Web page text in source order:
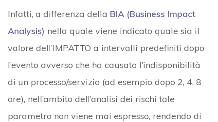
Infatti, a differenza della BIA (Business Impact
Analysis) nella quale viene indicato quale sia il
valore dell’IMPATTO a intervalli predefiniti dopo
l’evento avverso che ha causato l’indisponibilità
di un processo/servizio (ad esempio dopo 2, 4, 8
ore), nell’ambito dell’analisi dei rischi tale
parametro non viene mai espresso, rendendo di